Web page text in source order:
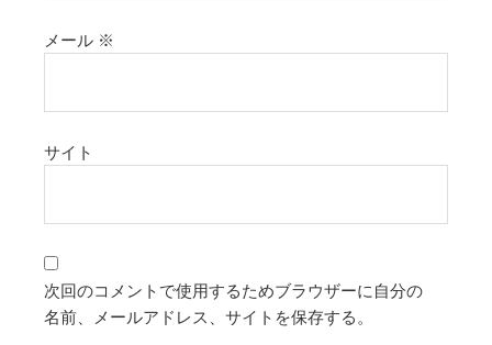
メール ※
サイト
次回のコメントで使用するためブラウザーに自分の
名前、メールアドレス、サイトを保存する。